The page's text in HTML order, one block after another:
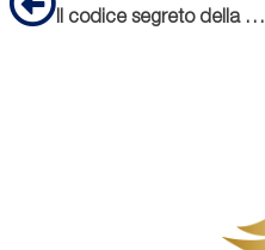
Il codice segreto della comunicazione: costruire un legame forte tra madri e figlie